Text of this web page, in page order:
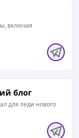
включая
блог
для леди нового